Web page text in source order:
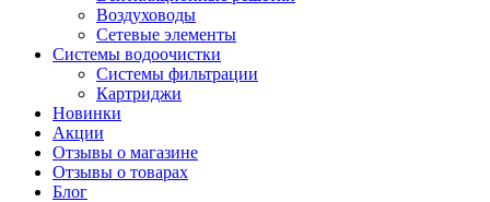
Воздуховоды
Сетевые элементы
Системы водоочистки
Системы фильтрации
Картриджи
Новинки
Акции
Отзывы о магазине
Отзывы о товарах
Блог